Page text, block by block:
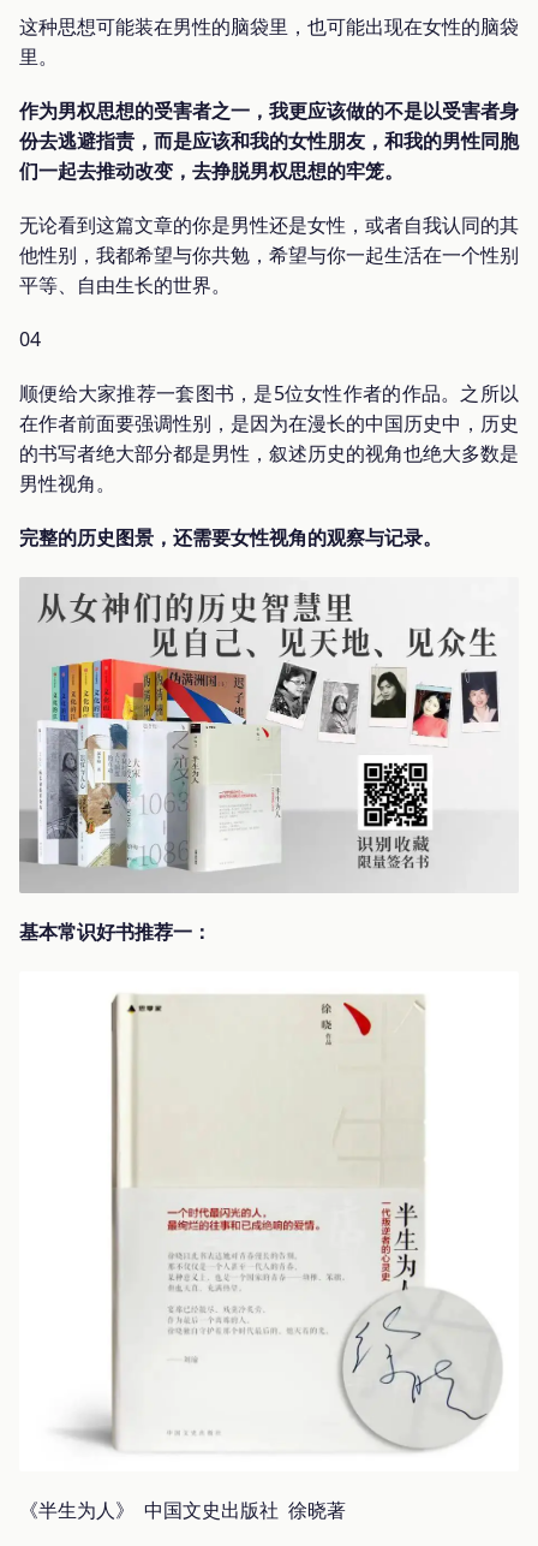
这种思想可能装在男性的脑袋里，也可能出现在女性的脑袋
里。
作为男权思想的受害者之一，我更应该做的不是以受害者身
份去逃避指责，而是应该和我的女性朋友，和我的男性同胞
们一起去推动改变，去挣脱男权思想的牢笼。
无论看到这篇文章的你是男性还是女性，或者自我认同的其
他性别，我都希望与你共勉，希望与你一起生活在一个性别
平等、自由生长的世界。
04
顺便给大家推荐一套图书，是5位女性作者的作品。之所以
在作者前面要强调性别，是因为在漫长的中国历史中，历史
的书写者绝大部分都是男性，叙述历史的视角也绝大多数是
男性视角。
完整的历史图景，还需要女性视角的观察与记录。
基本常识好书推荐一：
《半生为人》 中国文史出版社 徐晓著